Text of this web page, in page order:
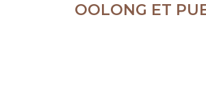
OOLONG ET